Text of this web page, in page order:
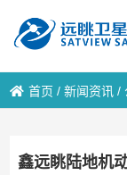
首页 /新闻资讯 /
鑫远眺陆地机